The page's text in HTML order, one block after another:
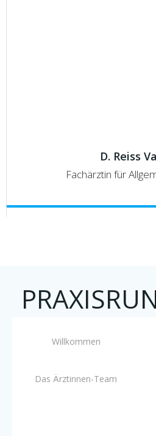
D. Reiss
Fachärztin für
Willkommen
Das Ärztinnen-Team